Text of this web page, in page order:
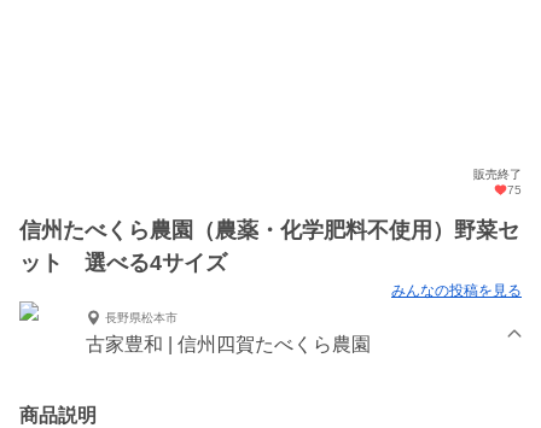
販売終了
75
信州たべくら農園（農薬・化学肥料不使用）野菜セ
ット 選べる4サイズ
みんなの投稿を見る
長野県松本市
古家豊和 | 信州四賀たべくら農園
商品説明